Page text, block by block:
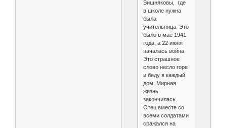
Вишняковы, где
в школе нужна
была
учительница. Это
было в мае 1941
года, а 22 июня
началась война.
Это страшное
слово несло горе
и беду в каждый
дом. Мирная
жизнь
закончилась.
Отец вместе со
всеми солдатами
сражался на